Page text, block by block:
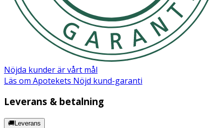
Nöjda kunder är vårt mål
Läs om Apotekets Nöjd kund-garanti
Leverans & betalning
🚚Leverans